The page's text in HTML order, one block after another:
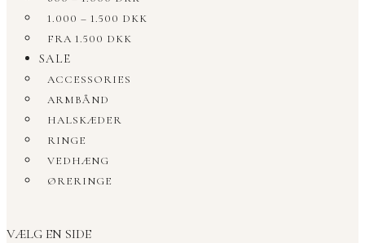
1.000 – 1.500 DKK
FRA 1.500 DKK
SALE
ACCESSORIES
ARMBÅND
HALSKÆDER
RINGE
VEDHÆNG
ØRERINGE
VÆLG EN SIDE